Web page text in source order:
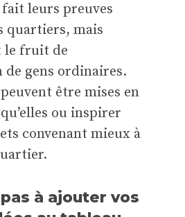
leurs preuves
quartiers, mais
le fruit de
de gens ordinaires.
être mises en
ou inspirer
convenant mieux à
à ajouter vos